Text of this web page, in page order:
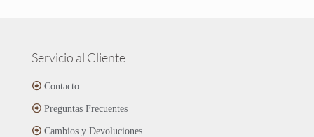
opciones
elegir
Servicio al Cliente
Contacto
Preguntas Frecuentes
Cambios y Devoluciones